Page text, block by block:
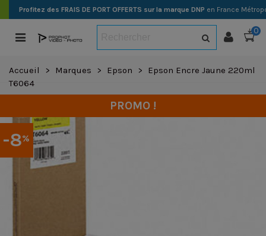
Profitez des FRAIS DE PORT OFFERTS sur la marque DNP en France
0
Accueil > Marques > Epson >
Epson Encre Jaune 220ml
T6064
-8%
PROMO !